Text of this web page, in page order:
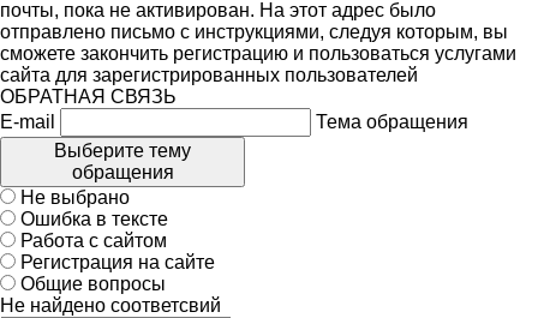
почты, пока не активирован. На этот адрес было
отправлено письмо с инструкциями, следуя которым, вы
сможете закончить регистрацию и пользоваться услугами
сайта для зарегистрированных пользователей
ОБРАТНАЯ СВЯЗЬ
E-mail
Тема обращения
Выберите тему
обращения
Не выбрано
Ошибка в тексте
Работа с сайтом
Регистрация на сайте
Общие вопросы
Не найдено соответсвий